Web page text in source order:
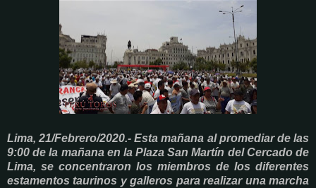
Lima, 21/Febrero/2020.- Esta mañana al promediar de las
9:00 de la mañana en la Plaza San Martín del Cercado de
Lima, se concentraron los miembros de los diferentes
estamentos taurinos y galleros para realizar una marcha